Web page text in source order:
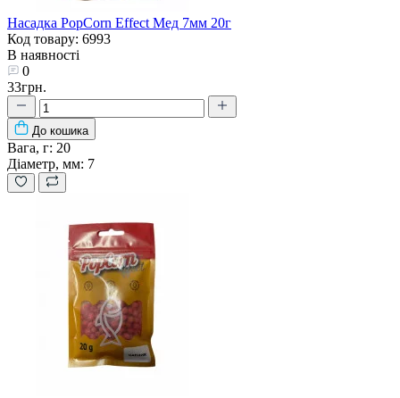
Насадка PopCorn Effect Мед 7мм 20г
Код товару: 6993
В наявності
0
33грн.
До кошика
Вага, г: 20
Діаметр, мм: 7